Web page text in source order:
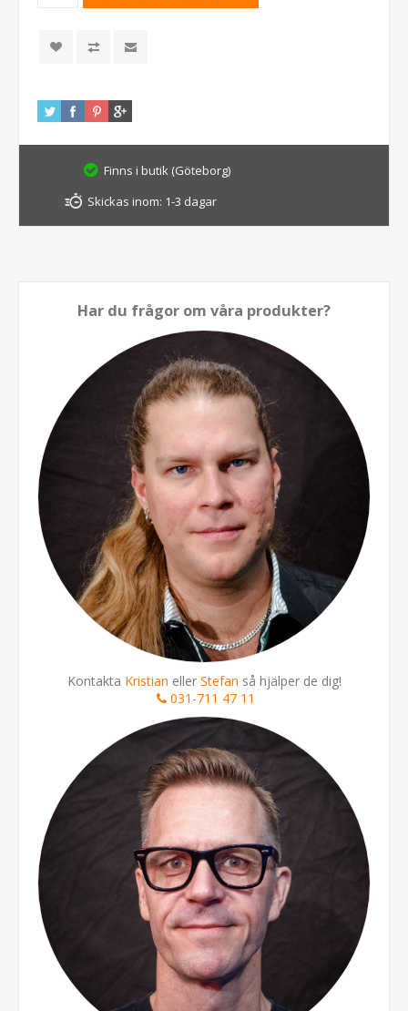
Finns i butik (Göteborg)
Skickas inom: 1-3 dagar
Har du frågor om våra produkter?
Kontakta Kristian eller Stefan så hjälper de dig!
031-711 47 11